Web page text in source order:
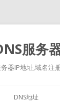
服务
务器IP地址,域名注
DNS地址